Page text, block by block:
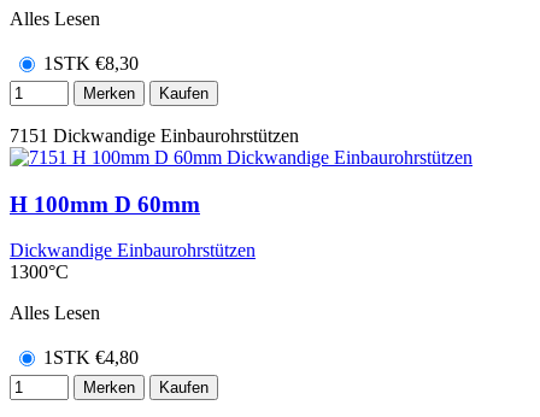
Alles Lesen
1STK €8,30
Merken Kaufen
7151 Dickwandige Einbaurohrstützen
H 100mm D 60mm
Dickwandige Einbaurohrstützen
1300°C
Alles Lesen
1STK €4,80
Merken Kaufen